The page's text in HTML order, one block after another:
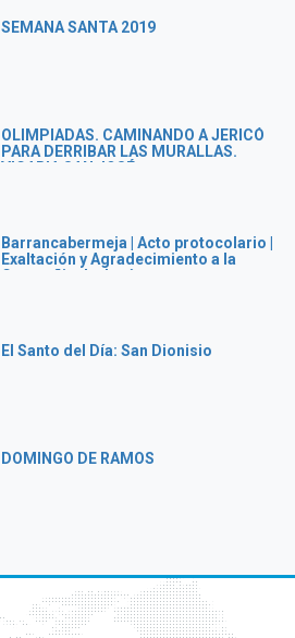
SEMANA SANTA 2019
OLIMPIADAS. CAMINANDO A JERICÓ
PARA DERRIBAR LAS MURALLAS.
VICARIA SAN JOSÉ
Barrancabermeja | Acto protocolario |
Exaltación y Agradecimiento a la
Compañia de Jesús
El Santo del Día: San Dionisio
DOMINGO DE RAMOS